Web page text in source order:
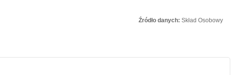
Źródło danych: Skład Osobowy